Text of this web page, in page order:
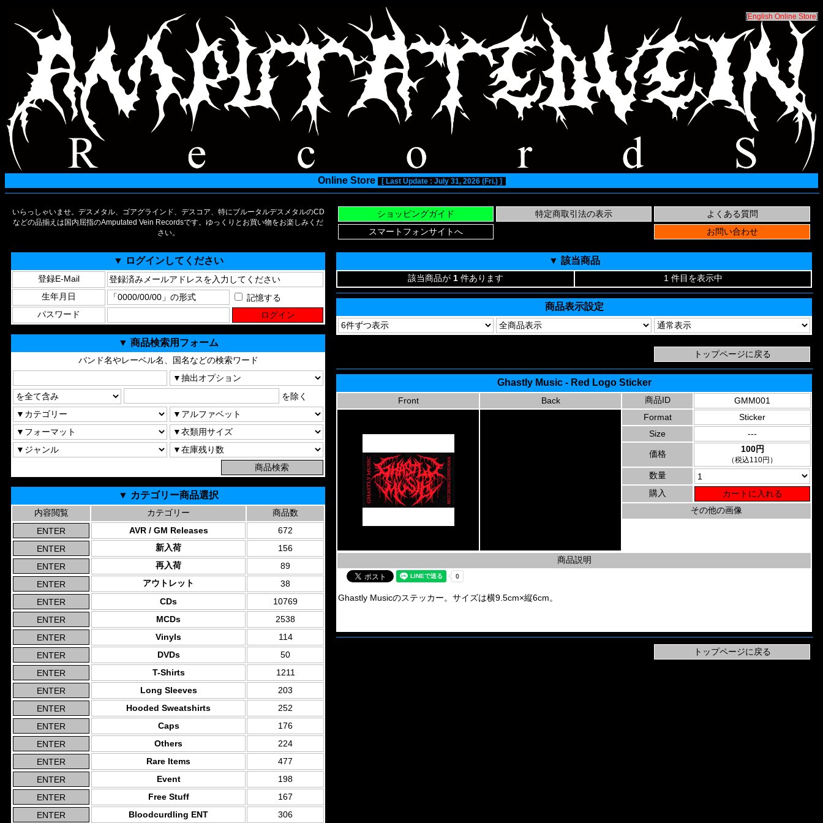
[English Online Store]
Online Store [ Last Update : July 31, 2026 (Fri.) ]
いらっしゃいませ。デスメタル、ゴアグラインド、デスコア、特にブルータルデスメタルのCD
などの品揃えは国内屈指のAmputated Vein Recordsです。ゆっくりとお買い物をお楽しみくだ
さい。
▼ ログインしてください
登録E-Mail
生年月日
記憶する
パスワード
▼ 商品検索用フォーム
バンド名やレーベル名、国名などの検索ワード
を除く
▼ カテゴリー商品選択
内容閲覧 カテゴリー
商品数
AVR / GM Releases
672
新入荷
156
再入荷
89
アウトレット
38
CDs
10769
MCDs
2538
Vinyls
114
DVDs
50
T-Shirts
1211
Long Sleeves
203
Hooded Sweatshirts
252
Caps
176
Others
224
Rare Items
477
Event
198
Free Stuff
167
Bloodcurdling ENT
306
▼ 該当商品
該当商品が 1 件あります 1 件目を表示中
商品表示設定
Ghastly Music - Red Logo Sticker
Front Back 商品ID
GMM001
Format
Sticker
Size
---
価格 100円
（税込110円）
数量
購入
その他の画像
商品説明
Ghastly Musicのステッカー。サイズは横9.5cm×縦6cm。